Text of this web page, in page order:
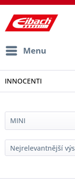
Menu
INNOCENTI
MINI